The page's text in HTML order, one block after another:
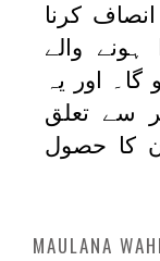
کرنا
ہونے والے
گا۔ اور یہ
سے تعلق
کا حصول
MAULANA